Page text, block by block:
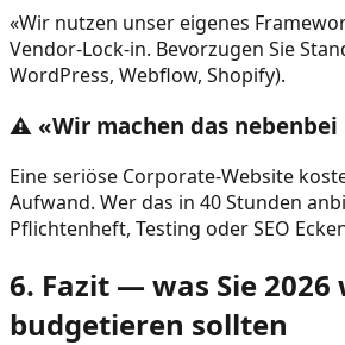
«Wir nutzen unser eigenes
Vendor-Lock-in. Bevorzugen Sie
WordPress, Webflow, Shopify).
⚠️ «Wir machen das nebenbei
Eine seriöse Corporate-Website
Aufwand. Wer das in 40 Stunden
Pflichtenheft, Testing oder SEO
6. Fazit — was Sie
budgetieren sollten